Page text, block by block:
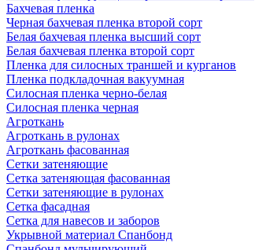
Бахчевая пленка
Черная бахчевая пленка второй сорт
Белая бахчевая пленка высший сорт
Белая бахчевая пленка второй сорт
Пленка для силосных траншей и курганов
Пленка подкладочная вакуумная
Силосная пленка черно-белая
Силосная пленка черная
Агроткань
Агроткань в рулонах
Агроткань фасованная
Сетки затеняющие
Сетка затеняющая фасованная
Сетки затеняющие в рулонах
Сетка фасадная
Сетка для навесов и заборов
Укрывной материал Спанбонд